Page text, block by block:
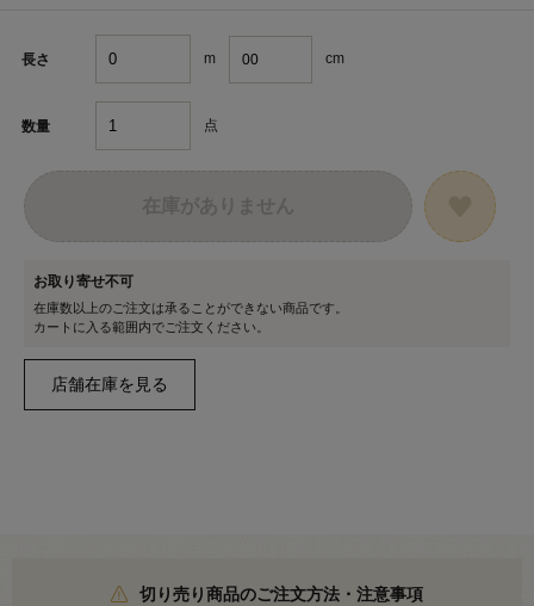
長さ m cm
数量 点
お取り寄せ不可
在庫数以上のご注文は承ることができない商品です。
カートに入る範囲内でご注文ください。
切り売り商品のご注文方法・注意事項